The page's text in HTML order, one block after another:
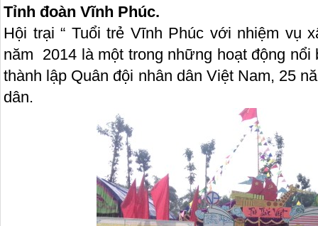
Tỉnh đoàn Vĩnh Phúc.
Hội trại “ Tuổi trẻ Vĩnh Phúc với nhiệm vụ
năm 2014 là một trong những hoạt động nổi
thành lập Quân đội nhân dân Việt Nam, 25
dân.